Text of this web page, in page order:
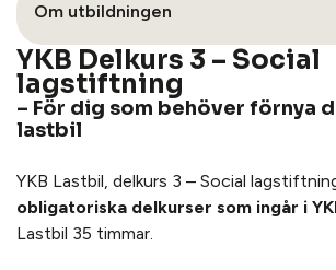
Om utbildningen
YKB Delkurs 3 – Social
lagstiftning
– För dig som behöver förnya
lastbil
YKB Lastbil, delkurs 3 – Social
obligatoriska delkurser som ingår i
Lastbil 35 timmar.